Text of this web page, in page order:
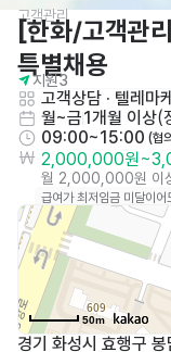
고객관리
[한화/고객관
특별채용
지원3
고객상담 · 텔레마
월~금1개월 이상(
09:00~15:00 (협
2,000,000원~
월 2,000,000원 이
급여가 최저임금 미달이
50m
경기 화성시 효행구